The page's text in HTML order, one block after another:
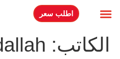
اطلب سعر
الكاتب: